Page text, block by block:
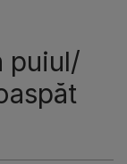
puiul/